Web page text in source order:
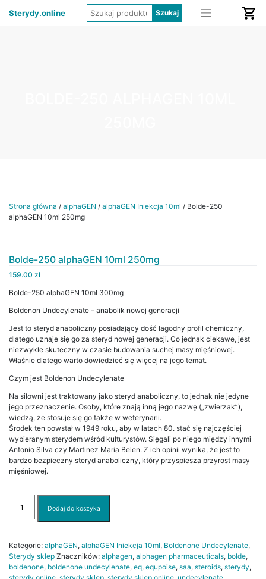
Sterydy.online
Strona główna / alphaGEN / alphaGEN Iniekcja 10ml / Bolde-250
alphaGEN 10ml 250mg
Bolde-250 alphaGEN 10ml 250mg
159.00 zł
Bolde-250 alphaGEN 10ml 300mg
Boldenon Undecylenate – anabolik nowej generacji
Jest to steryd anaboliczny posiadający dość łagodny profil chemiczny,
dlatego uznaje się go za steryd nowej generacji. Co jednak ciekawe, jest
niezwykle skuteczny w czasie budowania suchej masy mięśniowej.
Właśnie dlatego warto dowiedzieć się więcej na jego temat.
Czym jest Boldenon Undecylenate
Na siłowni jest traktowany jako steryd anaboliczny, to jednak nie jedyne
jego przeznaczenie. Osoby, które znają inną jego nazwę („zwierzak”),
wiedzą, że stosuje się go także w weterynarii.
Środek ten powstał w 1949 roku, aby w latach 80. stać się najczęściej
wybieranym sterydem wśród kulturystów. Sięgali po niego między innymi
Antonio Silva czy Martinez Maria Belen. Z ich opinii wynika, że jest to
bardzo bezpieczny steryd anaboliczny, który przyspiesza przyrost masy
mięśniowej.
Bolde-
250
10ml
250mg
Dodaj do koszyka
Kategorie: alphaGEN, alphaGEN Iniekcja 10ml, Boldenone Undecylenate,
Sterydy sklep Znaczników: alphagen, alphagen pharmaceuticals, bolde,
boldenone, boldenone undecylenate, eq, equpoise, saa, steroids, sterydy,